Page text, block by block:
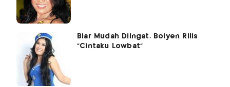
Biar Mudah Diingat, Boiyen Rilis
"Cintaku Lowbat"